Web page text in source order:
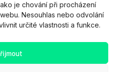
je chování při procházení
Nesouhlas nebo odvolání
určité vlastnosti a funkce.